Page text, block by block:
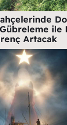
ile
Artacak